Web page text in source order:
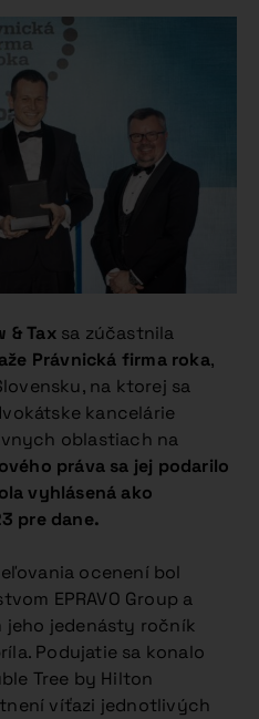
& Taxsa zúčastnila
Právnická firma roka,
na ktorej sa
kancelárie
oblastiach na
práva sa jej podarilo
vyhlásená ako
pre dane.
ocenení bol
EPRAVO Group a
jeho jedenásty ročník
Podujatie sa konalo
Tree by Hilton
víťazi jednotlivých